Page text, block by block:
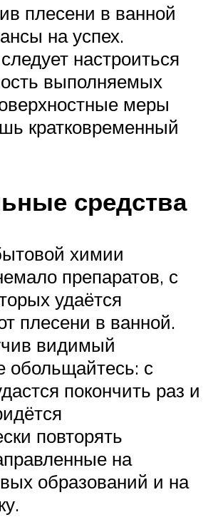
плесени в ванной
на успех.
настроиться
выполняемых
меры
кратковременный
средства
химии
препаратов, с
удаётся
плесени в ванной.
видимый
обольщайтесь: с
покончить раз и
повторять
на
образований и на